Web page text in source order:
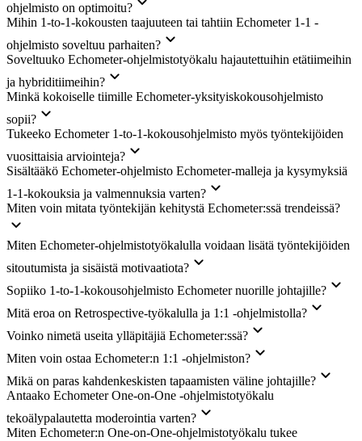
ohjelmisto on optimoitu?
Mihin 1-to-1-kokousten taajuuteen tai tahtiin Echometer 1-1 -
ohjelmisto soveltuu parhaiten?
Soveltuuko Echometer-ohjelmistotyökalu hajautettuihin etätiimeihin
ja hybriditiimeihin?
Minkä kokoiselle tiimille Echometer-yksityiskokousohjelmisto
sopii?
Tukeeko Echometer 1-to-1-kokousohjelmisto myös työntekijöiden
vuosittaisia arviointeja?
Sisältääkö Echometer-ohjelmisto Echometer-malleja ja kysymyksiä
1-1-kokouksia ja valmennuksia varten?
Miten voin mitata työntekijän kehitystä Echometer:ssä trendeissä?
Miten Echometer-ohjelmistotyökalulla voidaan lisätä työntekijöiden
sitoutumista ja sisäistä motivaatiota?
Sopiiko 1-to-1-kokousohjelmisto Echometer nuorille johtajille?
Mitä eroa on Retrospective-työkalulla ja 1:1 -ohjelmistolla?
Voinko nimetä useita ylläpitäjiä Echometer:ssä?
Miten voin ostaa Echometer:n 1:1 -ohjelmiston?
Mikä on paras kahdenkeskisten tapaamisten väline johtajille?
Antaako Echometer One-on-One -ohjelmistotyökalu
tekoälypalautetta moderointia varten?
Miten Echometer:n One-on-One-ohjelmistotyökalu tukee